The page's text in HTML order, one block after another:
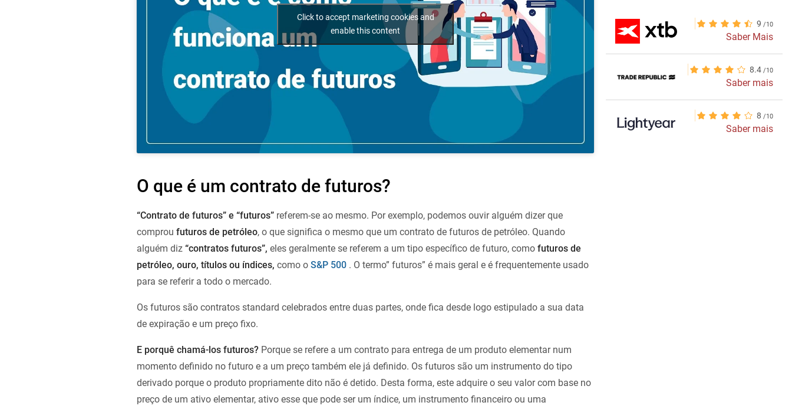
Click to accept marketing cookies and
enable this content
O que é um contrato de futuros?
“Contrato de futuros” e “futuros” referem-se ao mesmo. Por exemplo, podemos ouvir alguém dizer que
comprou futuros de petróleo, o que significa o mesmo que um contrato de futuros de petróleo. Quando
alguém diz “contratos futuros”, eles geralmente se referem a um tipo específico de futuro, como futuros de
petróleo, ouro, títulos ou índices, como o S&P 500 . O termo” futuros” é mais geral e é frequentemente usado
para se referir a todo o mercado.
Os futuros são contratos standard celebrados entre duas partes, onde fica desde logo estipulado a sua data
de expiração e um preço fixo.
E porquê chamá-los futuros? Porque se refere a um contrato para entrega de um produto elementar num
momento definido no futuro e a um preço também ele já definido. Os futuros são um instrumento do tipo
derivado porque o produto propriamente dito não é detido. Desta forma, este adquire o seu valor com base no
preço de um ativo elementar, ativo esse que pode ser um índice, um instrumento financeiro ou uma
9
Saber Mais
8.4
Saber mais
8
Saber mais